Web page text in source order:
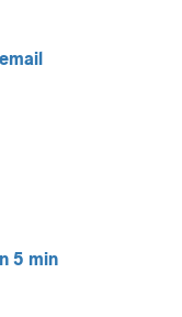
5 min